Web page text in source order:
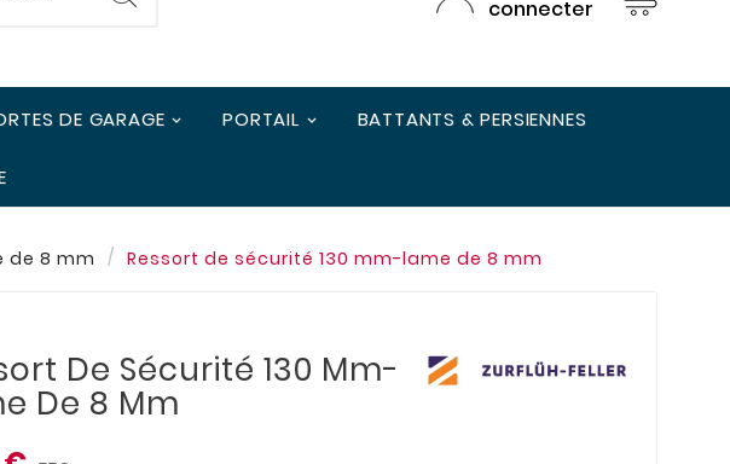
connecter
DE GARAGE PORTAIL BATTANTS & PERSIENNES
de 8 mm Ressort de sécurité 130 mm-lame de 8 mm
De Sécurité 130 Mm-
De 8 Mm